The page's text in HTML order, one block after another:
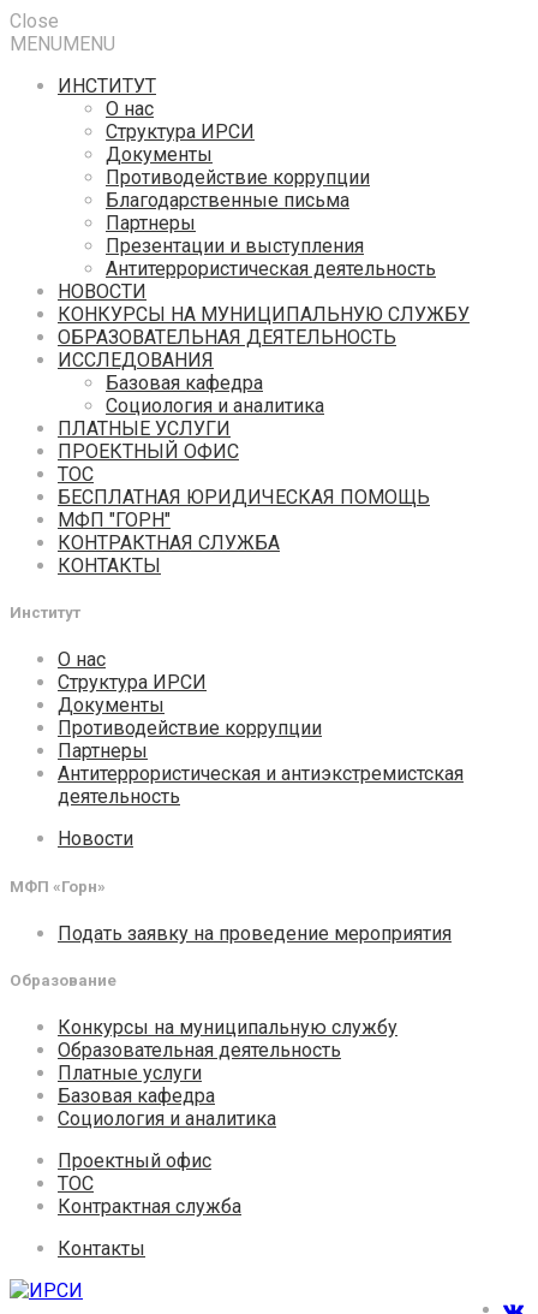
Close
MENUMENU
ИНСТИТУТ
О нас
Структура ИРСИ
Документы
Противодействие коррупции
Благодарственные письма
Партнеры
Презентации и выступления
Антитеррористическая деятельность
НОВОСТИ
КОНКУРСЫ НА МУНИЦИПАЛЬНУЮ СЛУЖБУ
ОБРАЗОВАТЕЛЬНАЯ ДЕЯТЕЛЬНОСТЬ
ИССЛЕДОВАНИЯ
Базовая кафедра
Социология и аналитика
ПЛАТНЫЕ УСЛУГИ
ПРОЕКТНЫЙ ОФИС
ТОС
БЕСПЛАТНАЯ ЮРИДИЧЕСКАЯ ПОМОЩЬ
МФП "ГОРН"
КОНТРАКТНАЯ СЛУЖБА
КОНТАКТЫ
Институт
О нас
Структура ИРСИ
Документы
Противодействие коррупции
Партнеры
Антитеррористическая и антиэкстремистская
деятельность
Новости
МФП «Горн»
Подать заявку на проведение мероприятия
Образование
Конкурсы на муниципальную службу
Образовательная деятельность
Платные услуги
Базовая кафедра
Социология и аналитика
Проектный офис
ТОС
Контрактная служба
Контакты